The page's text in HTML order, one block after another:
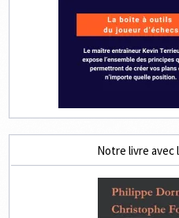
Notre livre avec